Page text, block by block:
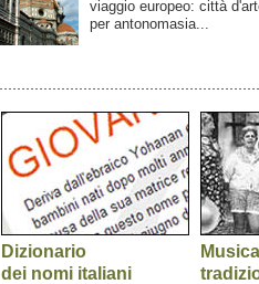
viaggio europeo: città
per antonomasia...
Dizionario
dei nomi italiani
Musica